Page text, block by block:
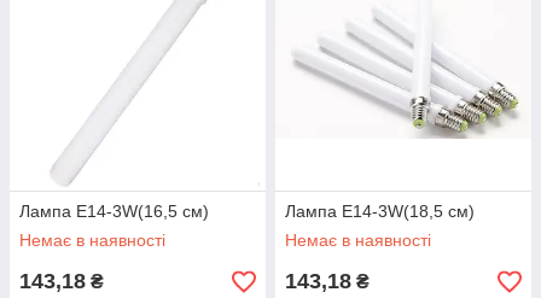
Лампа E14-3W(16,5 см)
Немає в наявності
143,18 ₴
Лампа E14-3W(18,5 см)
Немає в наявності
143,18 ₴